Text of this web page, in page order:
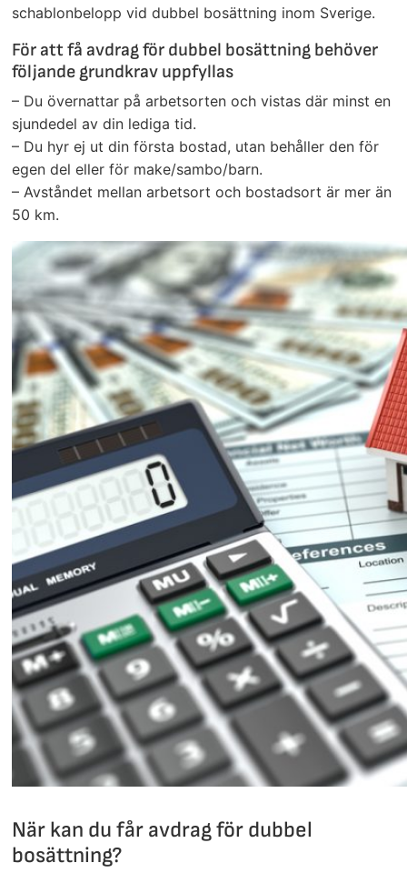
schablonbelopp vid dubbel bosättning inom Sverige.
För att få avdrag för dubbel bosättning behöver
följande grundkrav uppfyllas
– Du övernattar på arbetsorten och vistas där minst en
sjundedel av din lediga tid.
– Du hyr ej ut din första bostad, utan behåller den för
egen del eller för make/sambo/barn.
– Avståndet mellan arbetsort och bostadsort är mer än
50 km.
När kan du får avdrag för dubbel
bosättning?